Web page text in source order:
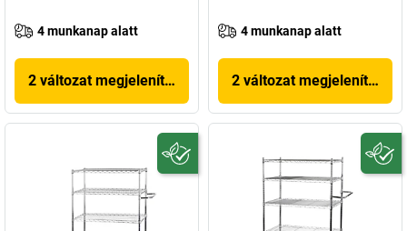
4 munkanap alatt
2 változat megjelenítése
4 munkanap alatt
2 változat megjelenítése